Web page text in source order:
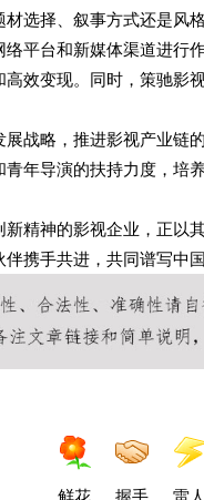
选择、叙事方式还是风
平台和新媒体渠道进行
效变现。同时，策驰影
战略，推进影视产业链
年导演的扶持力度，培
精神的影视企业，正
携手共进，共同谱写中
鲜花 握手 雷